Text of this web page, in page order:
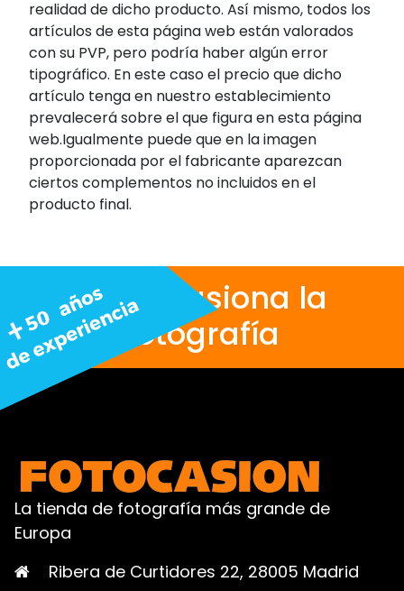
realidad de dicho producto. Así mismo, todos los
artículos de esta página web están valorados
con su PVP, pero podría haber algún error
tipográfico. En este caso el precio que dicho
artículo tenga en nuestro establecimiento
prevalecerá sobre el que figura en esta página
web.Igualmente puede que en la imagen
proporcionada por el fabricante aparezcan
ciertos complementos no incluidos en el
producto final.
Nos apasiona la
fotografía
La tienda de fotografía más grande de
Europa
Ribera de Curtidores 22, 28005 Madrid